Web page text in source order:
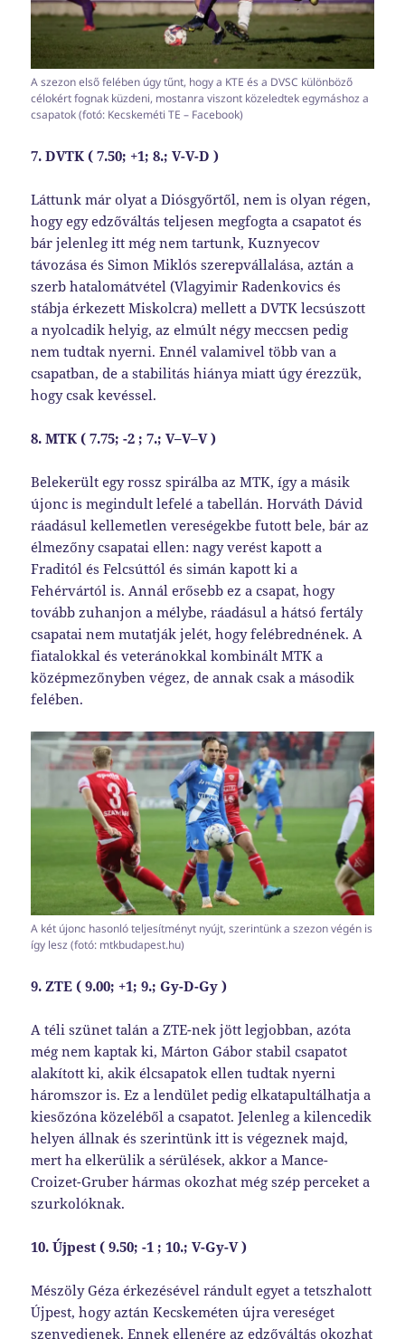
A szezon első felében úgy tűnt, hogy a KTE és a DVSC különböző
célokért fognak küzdeni, mostanra viszont közeledtek egymáshoz a
csapatok (fotó: Kecskeméti TE – Facebook)
7. DVTK ( 7.50; +1; 8.; V-V-D )
Láttunk már olyat a Diósgyőrtől, nem is olyan régen,
hogy egy edzőváltás teljesen megfogta a csapatot és
bár jelenleg itt még nem tartunk, Kuznyecov
távozása és Simon Miklós szerepvállalása, aztán a
szerb hatalomátvétel (Vlagyimir Radenkovics és
stábja érkezett Miskolcra) mellett a DVTK lecsúszott
a nyolcadik helyig, az elmúlt négy meccsen pedig
nem tudtak nyerni. Ennél valamivel több van a
csapatban, de a stabilitás hiánya miatt úgy érezzük,
hogy csak kevéssel.
8. MTK ( 7.75;-2 ;7.;V–V–V)
Belekerült egy rossz spirálba az MTK, így a másik
újonc is megindult lefelé a tabellán. Horváth Dávid
ráadásul kellemetlen vereségekbe futott bele, bár az
élmezőny csapatai ellen: nagy verést kapott a
Fraditól és Felcsúttól és simán kapott ki a
Fehérvártól is. Annál erősebb ez a csapat, hogy
tovább zuhanjon a mélybe, ráadásul a hátsó fertály
csapatai nem mutatják jelét, hogy felébrednének. A
fiatalokkal és veteránokkal kombinált MTK a
középmezőnyben végez, de annak csak a második
felében.
A két újonc hasonló teljesítményt nyújt, szerintünk a szezon végén is
így lesz (fotó: mtkbudapest.hu)
9. ZTE ( 9.00; +1; 9.; Gy-D-Gy )
A téli szünet talán a ZTE-nek jött legjobban, azóta
még nem kaptak ki, Márton Gábor stabil csapatot
alakított ki, akik élcsapatok ellen tudtak nyerni
háromszor is. Ez a lendület pedig elkatapultálhatja a
kiesőzóna közeléből a csapatot. Jelenleg a kilencedik
helyen állnak és szerintünk itt is végeznek majd,
mert ha elkerülik a sérülések, akkor a Mance-
Croizet-Gruber hármas okozhat még szép perceket a
szurkolóknak.
10. Újpest ( 9.50; -1 ; 10.; V-Gy-V )
Mészöly Géza érkezésével rándult egyet a tetszhalott
Újpest, hogy aztán Kecskeméten újra vereséget
szenvedjenek. Ennek ellenére az edzőváltás okozhat